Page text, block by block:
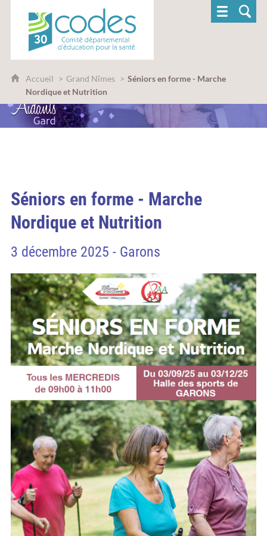
CoDES 30 - Comité départemental
Accueil Grand Nîmes
Séniors en forme - Marche
Nordique et Nutrition
Séniors en forme - Marche
Nordique et Nutrition
3 décembre 2025 - Garons